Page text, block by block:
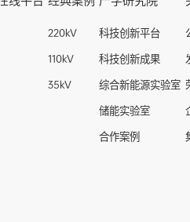
220kV
110kV
35kV
科技创新平台
科技创新成果
综合新能源实验室
储能实验室
合作案例